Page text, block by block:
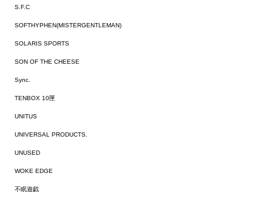
S.F.C
SOFTHYPHEN(MISTERGENTLEMAN)
SOLARIS SPORTS
SON OF THE CHEESE
Sync.
TENBOX 10匣
UNITUS
UNIVERSAL PRODUCTS.
UNUSED
WOKE EDGE
不眠遊戯